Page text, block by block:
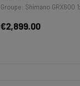
Groupe: Shimano GRX600
€2,899.00